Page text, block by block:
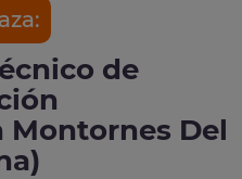
de
Montornes Del